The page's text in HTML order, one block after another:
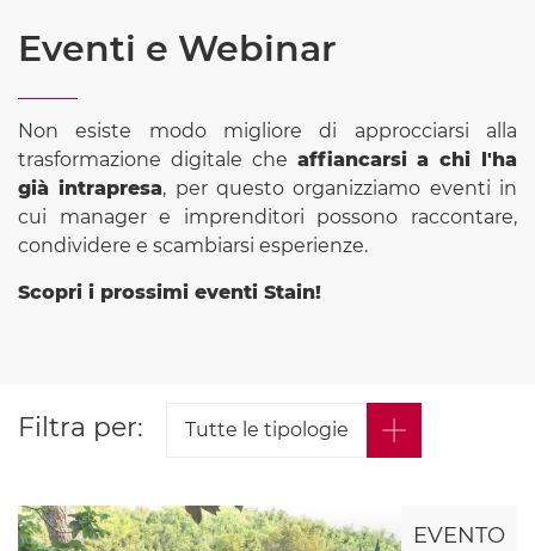
Eventi e Webinar
Non esiste modo migliore di approcciarsi alla
trasformazione digitale che affiancarsi a chi l'ha
già intrapresa, per questo organizziamo eventi in
cui manager e imprenditori possono raccontare,
condividere e scambiarsi esperienze.
Scopri i prossimi eventi Stain!
Filtra per:
EVENTO